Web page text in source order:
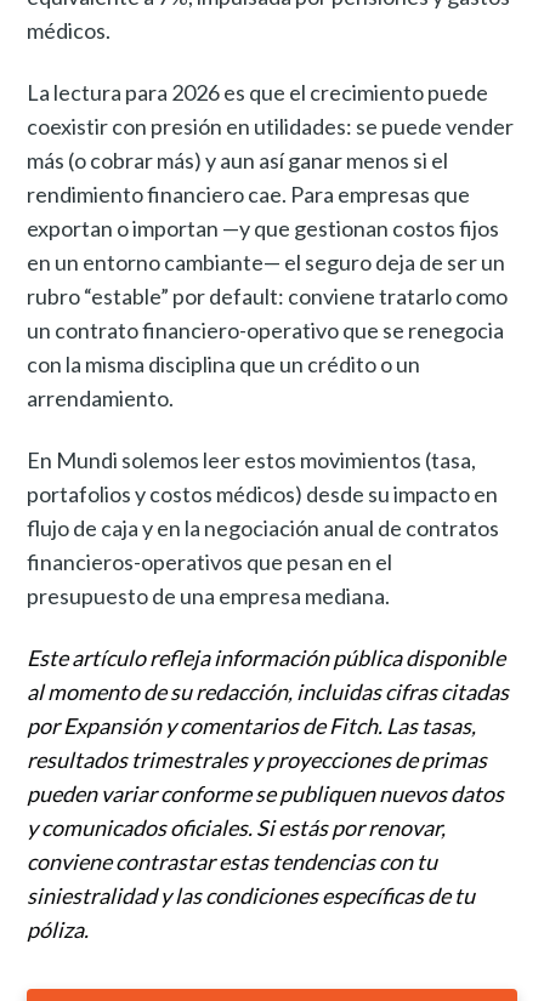
médicos.
La lectura para 2026 es que el crecimiento puede
coexistir con presión en utilidades: se puede vender
más (o cobrar más) y aun así ganar menos si el
rendimiento financiero cae. Para empresas que
exportan o importan —y que gestionan costos fijos
en un entorno cambiante— el seguro deja de ser un
rubro “estable” por default: conviene tratarlo como
un contrato financiero-operativo que se renegocia
con la misma disciplina que un crédito o un
arrendamiento.
En Mundi solemos leer estos movimientos (tasa,
portafolios y costos médicos) desde su impacto en
flujo de caja y en la negociación anual de contratos
financieros-operativos que pesan en el
presupuesto de una empresa mediana.
Este artículo refleja información pública disponible
al momento de su redacción, incluidas cifras citadas
por Expansión y comentarios de Fitch. Las tasas,
resultados trimestrales y proyecciones de primas
pueden variar conforme se publiquen nuevos datos
y comunicados oficiales. Si estás por renovar,
conviene contrastar estas tendencias con tu
siniestralidad y las condiciones específicas de tu
póliza.